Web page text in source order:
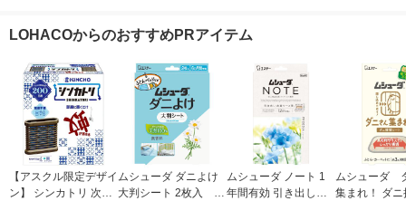
ンチョー
LOHACOからのおすすめPRアイテム
【アスクル限定デザイ
ン】 シンカトリ 次世
ムシューダ ダニよけ
大判シート 2枚入 ダ
ムシューダ ノート 1
年間有効 引き出し・
ムシューダ
集まれ！ ダニ